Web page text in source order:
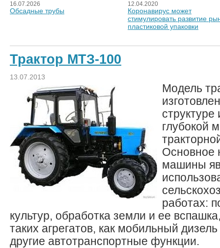
16.07.2026
Обсадные трубы
12.04.2020
Коронавирус может
стимулировать развитие
пластиковой упаковки
Трактор МТЗ-100
13.07.2013
Модель
структуре
глубокой
Основное
машины
работах:
культур, обработка земли и ее
таких агрегатов, как мобильный
другие автотранспортные функции.